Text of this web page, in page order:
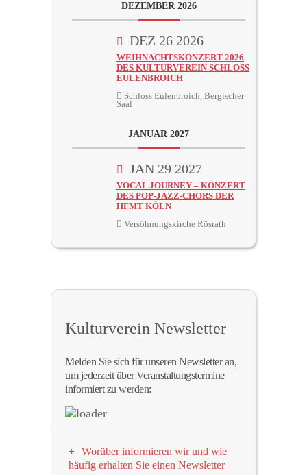
DEZEMBER 2026
DEZ 26 2026
WEIHNACHTSKONZERT 2026
DES KULTURVEREIN SCHLOSS
EULENBROICH
Schloss Eulenbroich, Bergischer
Saal
JANUAR 2027
JAN 29 2027
VOCAL JOURNEY – KONZERT
DES POP-JAZZ-CHORS DER
HFMT KÖLN
Versöhnungskirche Rösrath
Kulturverein Newsletter
Melden Sie sich für unseren Newsletter an,
um jederzeit über Veranstaltungstermine
informiert zu werden:
Worüber informieren wir und wie
häufig erhalten Sie einen Newsletter